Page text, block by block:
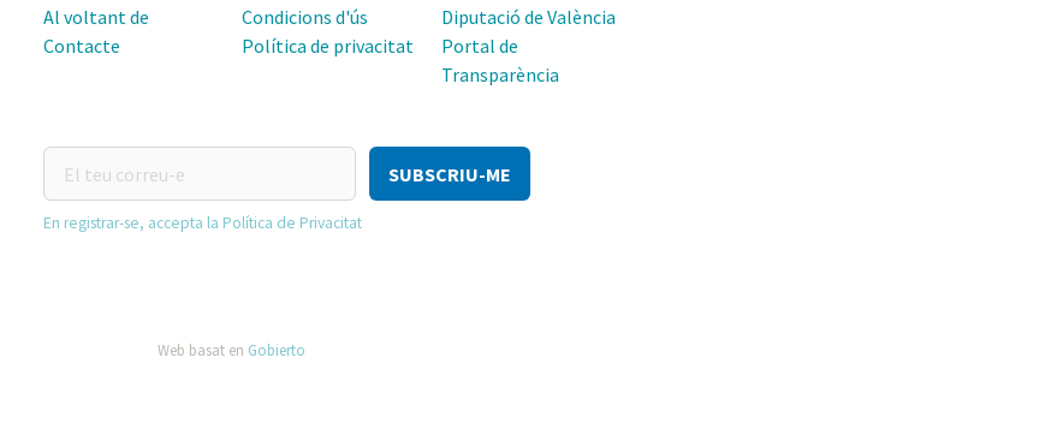
Al voltant de
Contacte
Condicions d'ús
Política de privacitat
Diputació de València
Portal de
Transparència
teu
correu-
En registrar-se, accepta la Política de Privacitat
Web basat en Gobierto